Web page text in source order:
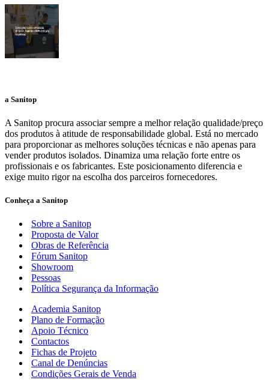
a Sanitop
A Sanitop procura associar sempre a melhor relação qualidade/preço
dos produtos à atitude de responsabilidade global. Está no mercado
para proporcionar as melhores soluções técnicas e não apenas para
vender produtos isolados. Dinamiza uma relação forte entre os
profissionais e os fabricantes. Este posicionamento diferencia e
exige muito rigor na escolha dos parceiros fornecedores.
Conheça a Sanitop
Sobre a Sanitop
Proposta de Valor
Obras de Referência
Fórum Sanitop
Showroom
Pessoas
Política Segurança da Informação
Academia Sanitop
Plano de Formação
Apoio Técnico
Contactos
Fichas de Projeto
Canal de Denúncias
Condições Gerais de Venda